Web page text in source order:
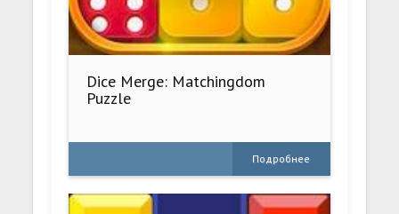
Dice Merge: Matchingdom
Puzzle
Подробнее